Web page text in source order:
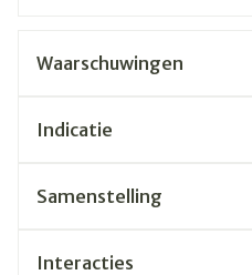
Waarschuwingen
Indicatie
Samenstelling
Interacties